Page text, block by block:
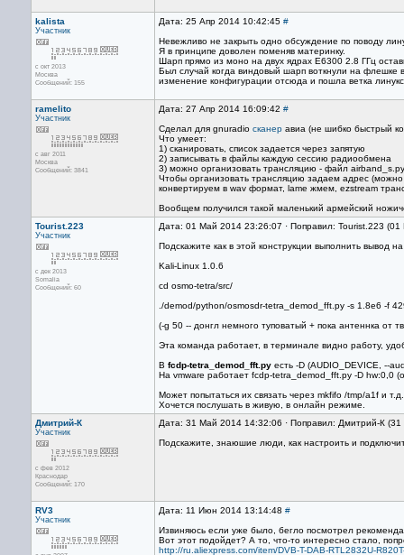
kalista
Участник
с окт 2013
Москва
Сообщений: 155
Дата: 25 Апр 2014 10:42:45 #
Невежливо не закрыть одно обсуждение по поводу
Я в принципе доволен поменяв материнку.
Шарп прямо из моно на двух ядрах Е6300 2.8 ГГц
Был случай когда виндовый шарп воткнули на флешке
изменение конфигурации отсюда и пошла ветка
ramelito
Участник
с авг 2011
Москва
Сообщений: 3841
Дата: 27 Апр 2014 16:09:42 #
Сделал для gnuradio сканер авиа (не шибко быстрый
Что умеет:
1) сканировать, список задается через запятую
2) записывать в файлы каждую сессию радиообмена
3) можно организовать трансляцию - файл
Чтобы организовать трансляцию задаем адрес
конвертируем в wav формат, lame жмем, ezstream
Вообщем получился такой маленький армейский
Tourist.223
Участник
с дек 2013
Somalia
Сообщений: 60
Дата: 01 Май 2014 23:26:07 · Поправил: Tourist.223
Подскажите как в этой конструкции выполнить вывод на
Kali-Linux 1.0.6
cd osmo-tetra/src/
./demod/python/osmosdr-tetra_demod_fft.py -s 1.8e6 -f
(-g 50 -- донгл немного туповатый + пока антеннка от
Эта команда работает, в терминале видно работу,
В fcdp-tetra_demod_fft.py есть -D (AUDIO_DEVICE, --
На vmware работает fcdp-tetra_demod_fft.py -D hw:0,0
Может попытаться их связать через mkfifo /tmp/a1f и
Хочется послушать в живую, в онлайн режиме.
Дмитрий-К
Участник
с фев 2012
Краснодар
Сообщений: 170
Дата: 31 Май 2014 14:32:06 · Поправил: Дмитрий-К
Подскажите, знаюшие люди, как настроить и
RV3
Участник
Дата: 11 Июн 2014 13:14:48 #
Извиняюсь если уже было, бегло посмотрел
Вот этот подойдет? А то, что-то интересно стало,
http://ru.aliexpress.com/item/DVB-T-DAB-RTL2832U-